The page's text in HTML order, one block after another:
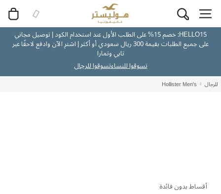
HELLO15: خصم 15% على الطلب الأول عند استخدام الكود | توصيل مجاني
على جميع الطلبات بقيمة 300 ريال سعودي أو أكثر | اشترِ الآن وادفع لاحقًا عبر
تابي وتمارا
تسوقوا للنساءتسوقوا للرجال
للرجال Hollister Men's
أقساط بدون فائدة